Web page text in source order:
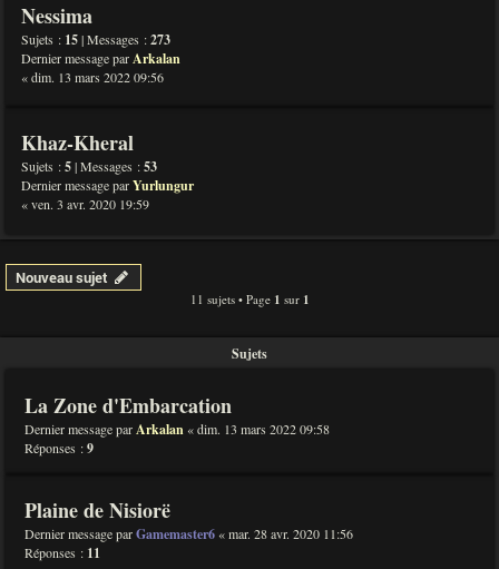
Nessima
Sujets : 15| Messages :273
Dernier message parArkalan
« dim. 13 mars 2022 09:56
Khaz-Kheral
Sujets :5| Messages :53
Dernier message parYurlungur
« ven. 3 avr. 2020 19:59
Nouveau sujet
11 sujets • Page 1 sur 1
Sujets
La Zone d'Embarcation
Dernier message parArkalan «dim. 13 mars 2022 09:58
Réponses :9
Plaine de Nisiorë
Dernier message parGamemaster6 «mar. 28 avr. 2020 11:56
Réponses : 11